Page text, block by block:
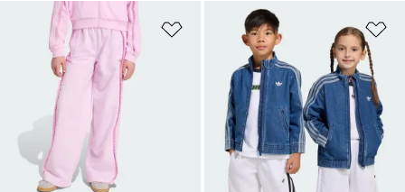
Aggiungi alla lista dei desideri